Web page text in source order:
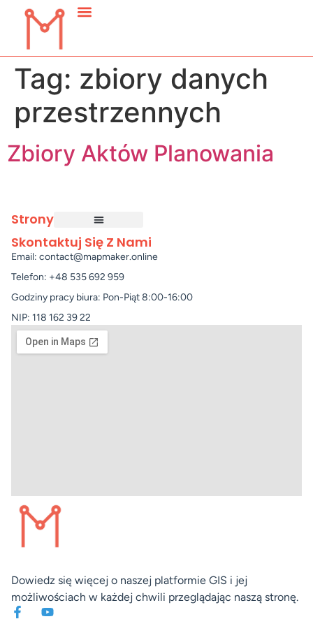
Tag: zbiory danych
przestrzennych
Zbiory Aktów Planowania
Dowiedz się więcej o naszej platformie GIS i jej
możliwościach w każdej chwili przeglądając naszą stronę.
Strony
Skontaktuj Się Z Nami
Email: contact@mapmaker.online
Telefon: +48 535 692 959
Godziny pracy biura: Pon-Piąt 8:00-16:00
NIP: 118 162 39 22